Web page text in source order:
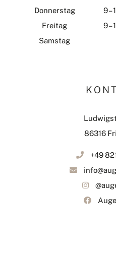
Donnerstag
9 –
Freitag
9 –
Samstag
86316
+49